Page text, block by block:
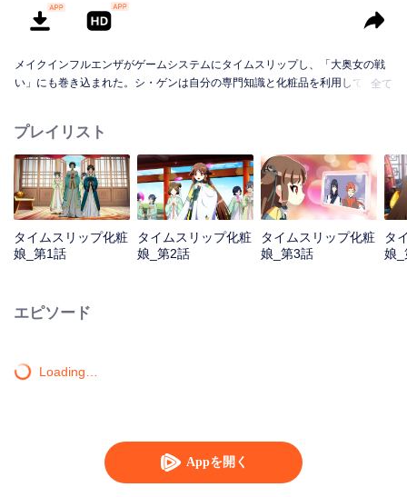
Appを開く
メイクインフルエンザがゲームシステムにタイムスリップし、「大奥女の戦
い」にも巻き込まれた。シ・ゲンは自分の専門知識と化粧品を利用してこの
全て
プレイリスト
タイムスリップ化粧
娘_第1話
タイムスリップ化粧
娘_第2話
タイムスリップ化粧
娘_第3話
タ
娘_
エピソード
Loading…